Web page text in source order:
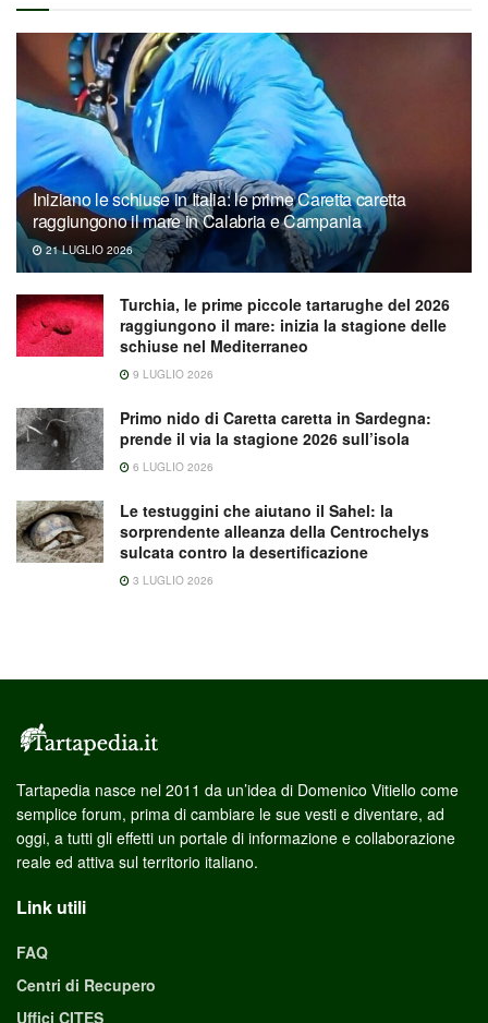
Iniziano le schiuse in Italia: le prime Caretta caretta
raggiungono il mare in Calabria e Campania
21 LUGLIO 2026
Turchia, le prime piccole tartarughe del 2026
raggiungono il mare: inizia la stagione delle
schiuse nel Mediterraneo
9 LUGLIO 2026
Primo nido di Caretta caretta in Sardegna:
prende il via la stagione 2026 sull’isola
6 LUGLIO 2026
Le testuggini che aiutano il Sahel: la
sorprendente alleanza della Centrochelys
sulcata contro la desertificazione
3 LUGLIO 2026
Tartapedia nasce nel 2011 da un’idea di Domenico Vitiello come
semplice forum, prima di cambiare le sue vesti e diventare, ad
oggi, a tutti gli effetti un portale di informazione e collaborazione
reale ed attiva sul territorio italiano.
Link utili
FAQ
Centri di Recupero
Uffici CITES